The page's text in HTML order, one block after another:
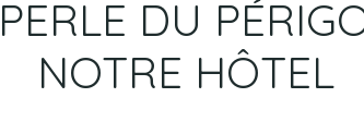
DU
NOTRE HÔTEL